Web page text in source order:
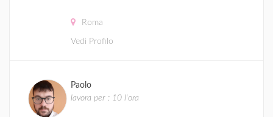
Roma
Vedi Profilo
Paolo
lavora per : 10 l'ora